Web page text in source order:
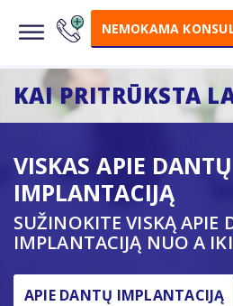
NEMOKAMA
KAI PRITRŪKSTA
VISKAS APIE DANTŲ
IMPLANTACIJĄ
SUŽINOKITE VISKĄ APIE
IMPLANTACIJĄ NUO A
APIE DANTŲ IMPLANTACIJĄ